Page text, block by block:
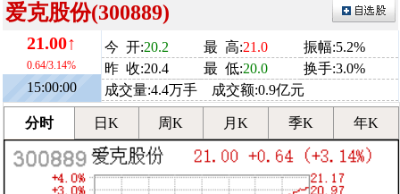
爱克股份(300889)
21.00↑
0.64/3.14%
15:00:00
今 开:20.2 最 高:21.0
振幅:5.2%
昨 收:20.4
最 低:20.0
换手:3.0%
成交量:4.4万手 成交额:0.9亿元
分时 日K 周K 月K 季K 年K